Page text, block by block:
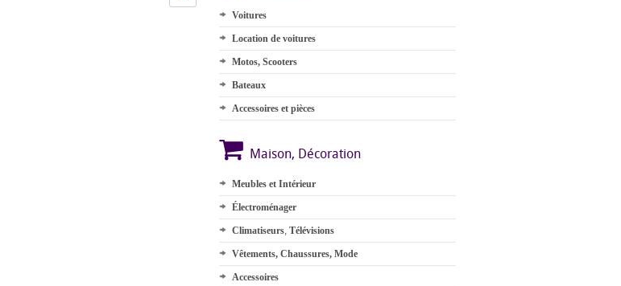
Voitures
Location de voitures
Motos, Scooters
Bateaux
Accessoires et pièces
Maison, Décoration
Meubles et Intérieur
Électroménager
Climatiseurs, Télévisions
Vêtements, Chaussures, Mode
Accessoires